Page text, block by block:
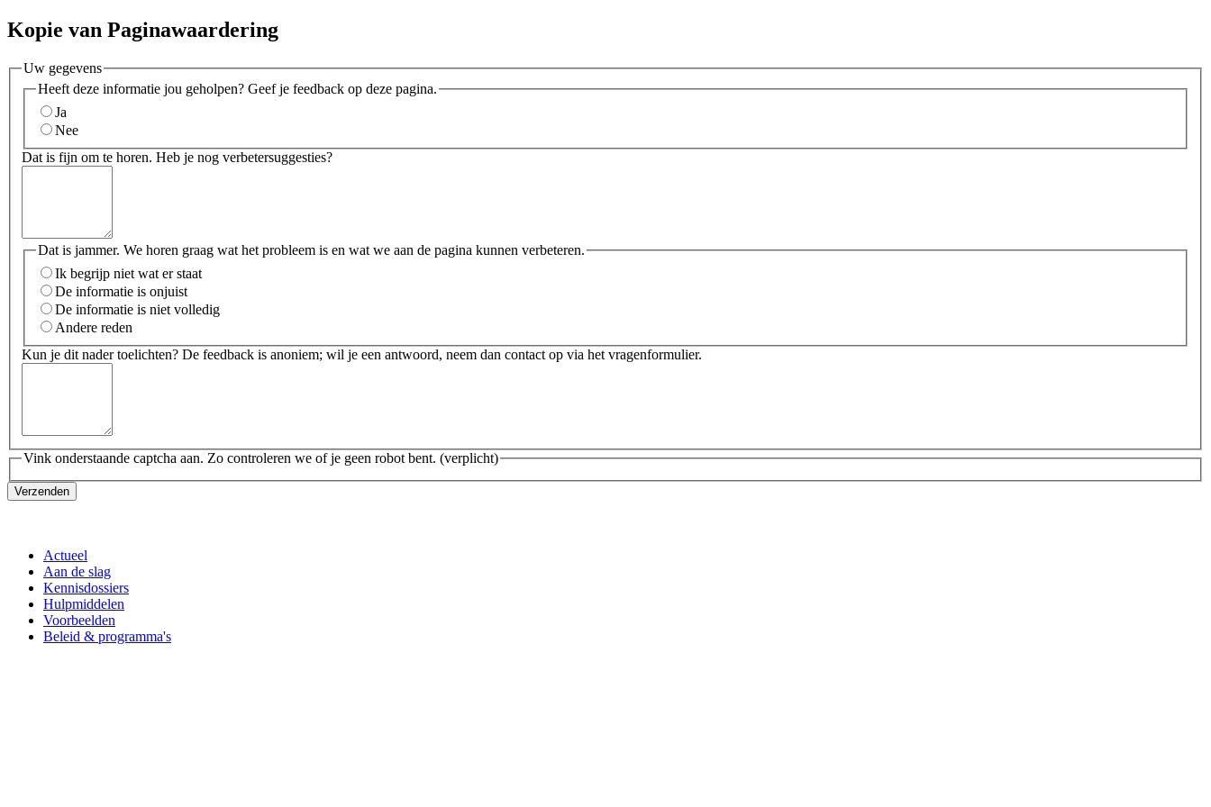
Kopie van Paginawaardering
Uw gegevens
Heeft deze informatie jou geholpen? Geef je feedback op deze pagina.
Ja
Nee
Dat is fijn om te horen. Heb je nog verbetersuggesties?
Dat is jammer. We horen graag wat het probleem is en wat we aan de pagina kunnen verbeteren.
Ik begrijp niet wat er staat
De informatie is onjuist
De informatie is niet volledig
Andere reden
Kun je dit nader toelichten? De feedback is anoniem; wil je een antwoord, neem dan contact op via het vragenformulier.
Vink onderstaande captcha aan. Zo controleren we of je geen robot bent. (verplicht)
Verzenden
Actueel
Aan de slag
Kennisdossiers
Hulpmiddelen
Voorbeelden
Beleid & programma's